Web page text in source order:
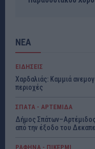
ΝΕΑ
ΕΙΔΗΣΕΙΣ
Χαρδαλιάς: Καμμιά
περιοχές
ΣΠΑΤΑ - ΑΡΤΕΜΙΔΑ
Δήμος
από την έξοδο του
ΡΑΦΗΝΑ - ΠΙΚΕΡΜΙ